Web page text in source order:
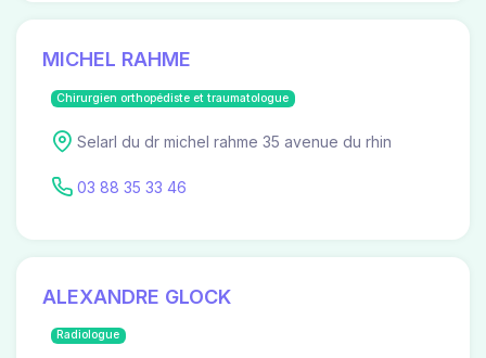
MICHEL RAHME
Chirurgien orthopédiste et traumatologue
Selarl du dr michel rahme 35 avenue du rhin
03 88 35 33 46
ALEXANDRE GLOCK
Radiologue